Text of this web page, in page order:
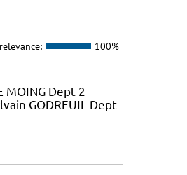
relevance: 100%
Dept 2
GODREUIL Dept